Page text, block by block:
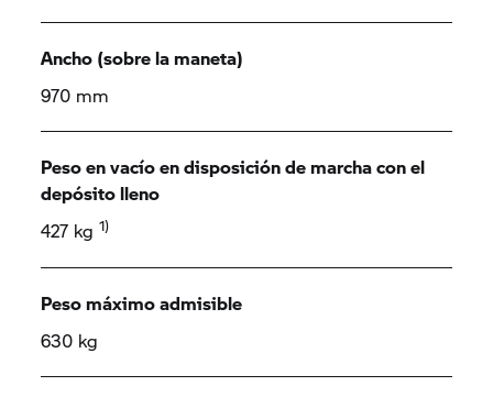
Ancho (sobre la maneta)
970 mm
Peso en vacío en disposición de marcha con el
depósito lleno
427 kg 1)
Peso máximo admisible
630 kg